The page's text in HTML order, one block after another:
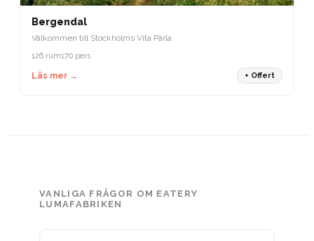
Bergendal
Välkommen till Stockholms Vita Pärla
126 rum170 pers
Läs mer → + Offert
VANLIGA FRÅGOR OM EATERY
LUMAFABRIKEN